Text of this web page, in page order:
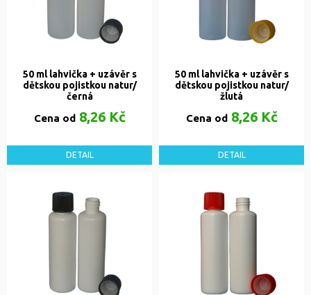
50 ml lahvička + uzávěr s
dětskou pojistkou natur/
černá
Cena od8,26 Kč
DETAIL
50 ml lahvička + uzávěr s
dětskou pojistkou natur/
žlutá
Cena od8,26 Kč
DETAIL